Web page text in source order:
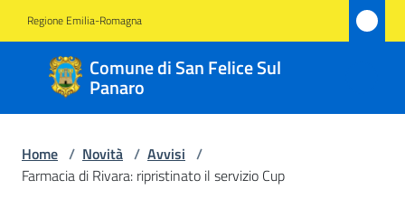
Regione Emilia-Romagna
Comune di San Felice Sul
Panaro
Comune
di San
Felice
Sul
Panaro
Home / Novità / Avvisi /
Farmacia di Rivara: ripristinato il servizio Cup